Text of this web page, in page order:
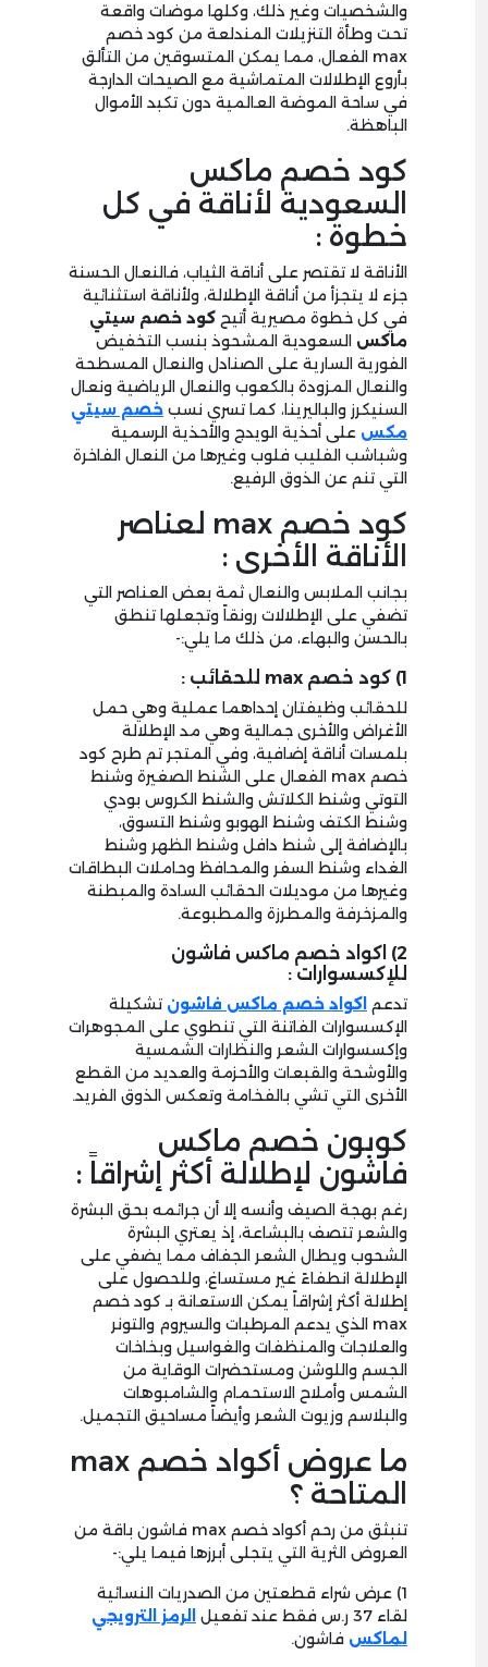
والشخصيات وغير ذلك، وكلها موضات واقعة
تحت وطأة التنزيلات المندلعة من كود خصم
max الفعال، مما يمكن المتسوقين من التألق
بأروع الإطلالات المتماشية مع الصيحات الدارجة
في ساحة الموضة العالمية دون تكبد الأموال
الباهظة.
كود خصم ماكس
السعودية لأناقة في كل
خطوة :
الأناقة لا تقتصر على أناقة الثياب، فالنعال الحسنة
جزء لا يتجزأ من أناقة الإطلالة، ولأناقة استثنائية
في كل خطوة مصيرية أتيح كود خصم سيتي
ماكس السعودية المشحوذ بنسب التخفيض
الفورية السارية على الصنادل والنعال المسطحة
والنعال المزودة بالكعوب والنعال الرياضية ونعال
السنيكرز والباليرينا، كما تسري نسب خصم سيتي
مكس على أحذية الويدج والأحذية الرسمية
وشباشب الفليب فلوب وغيرها من النعال الفاخرة
التي تنم عن الذوق الرفيع.
كود خصم max لعناصر
الأناقة الأخرى :
بجانب الملابس والنعال ثمة بعض العناصر التي
تضفي على الإطلالات رونقاً وتجعلها تنطق
بالحسن والبهاء، من ذلك ما يلي:-
1) كود خصم max للحقائب :
للحقائب وظيفتان إحداهما عملية وهي حمل
الأغراض والأخرى جمالية وهي مد الإطلالة
بلمسات أناقة إضافية، وفي المتجر تم طرح كود
خصم max الفعال على الشنط الصغيرة وشنط
التوتي وشنط الكلاتش والشنط الكروس بودي
وشنط الكتف وشنط الهوبو وشنط التسوق،
بالإضافة إلى شنط دافل وشنط الظهر وشنط
الغداء وشنط السفر والمحافظ وحاملات البطاقات
وغيرها من موديلات الحقائب السادة والمبطنة
والمزخرفة والمطرزة والمطبوعة.
2) اكواد خصم ماكس فاشون
للإكسسوارات :
تدعم اكواد خصم ماكس فاشون تشكيلة
الإكسسوارات الفاتنة التي تنطوي على المجوهرات
وإكسسوارات الشعر والنظارات الشمسية
والأوشحة والقبعات والأحزمة والعديد من القطع
الأخرى التي تشي بالفخامة وتعكس الذوق الفريد.
كوبون خصم ماكس
فاشون لإطلالة أكثر إشراقاً :
رغم بهجة الصيف وأنسه إلا أن جرائمه بحق البشرة
والشعر تتصف بالبشاعة، إذ يعتري البشرة
الشحوب ويطال الشعر الجفاف مما يضفي على
الإطلالة انطفاءً غير مستساغ، وللحصول على
إطلالة أكثر إشراقاً يمكن الاستعانة بـ كود خصم
max الذي يدعم المرطبات والسيروم والتونر
والعلاجات والمنظفات والغواسيل وبخاخات
الجسم واللوشن ومستحضرات الوقاية من
الشمس وأملاح الاستحمام والشامبوهات
والبلاسم وزيوت الشعر وأيضاً مساحيق التجميل.
ما عروض أكواد خصم max
المتاحة ؟
تنبثق من رحم أكواد خصم max فاشون باقة من
العروض الثرية التي يتجلى أبرزها فيما يلي:-
1) عرض شراء قطعتين من الصدريات النسائية
لقاء 37 ر.س فقط عند تفعيل
الرمز الترويجي
لماكس فاشون.